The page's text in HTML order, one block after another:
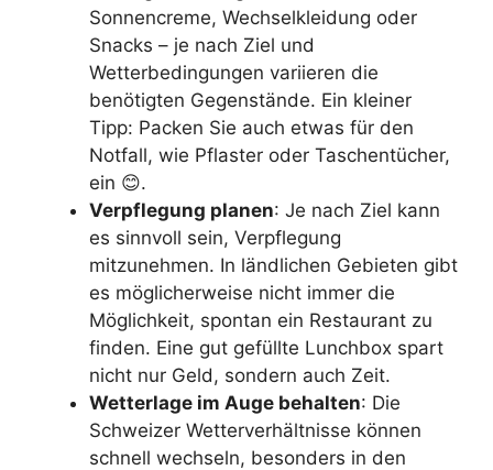
Sonnencreme, Wechselkleidung oder
Snacks – je nach Ziel und
Wetterbedingungen variieren die
benötigten Gegenstände. Ein kleiner
Tipp: Packen Sie auch etwas für den
Notfall, wie Pflaster oder Taschentücher,
ein 😊.
Verpflegung planen: Je nach Ziel kann
es sinnvoll sein, Verpflegung
mitzunehmen. In ländlichen Gebieten gibt
es möglicherweise nicht immer die
Möglichkeit, spontan ein Restaurant zu
finden. Eine gut gefüllte Lunchbox spart
nicht nur Geld, sondern auch Zeit.
Wetterlage im Auge behalten: Die
Schweizer Wetterverhältnisse können
schnell wechseln, besonders in den